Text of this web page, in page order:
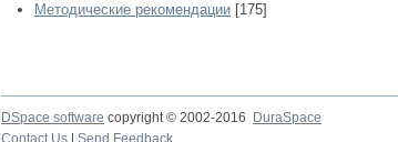
Методические рекомендации [175]
DSpace software copyright © 2002-2016 DuraSpace
Contact Us
Send Feedback